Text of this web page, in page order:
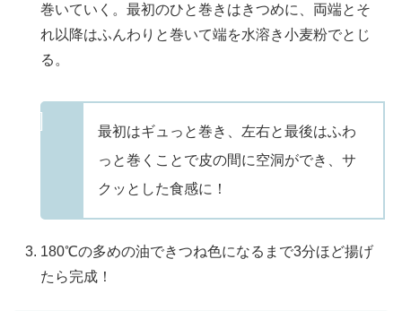
巻いていく。最初のひと巻きはきつめに、両端とそ
れ以降はふんわりと巻いて端を水溶き小麦粉でとじ
る。
最初はギュっと巻き、左右と最後はふわ
っと巻くことで皮の間に空洞ができ、サ
クッとした食感に！
180℃の多めの油できつね色になるまで3分ほど揚げ
たら完成！